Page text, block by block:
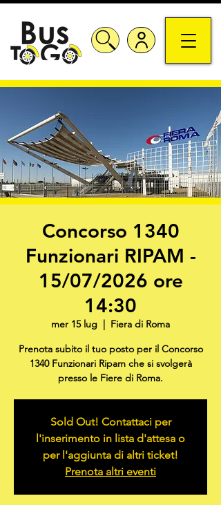
Concorso 1340
Funzionari RIPAM -
15/07/2026 ore
14:30
mer 15 lug
  |
Fiera di Roma
Prenota subito il tuo posto per il Concorso
1340 Funzionari Ripam che si svolgerà
presso le Fiere di Roma.
Sold Out! Contattaci per
l'inserimento in lista d'attesa o
per l'aggiunta di altri ticket!
Prenota altri eventi